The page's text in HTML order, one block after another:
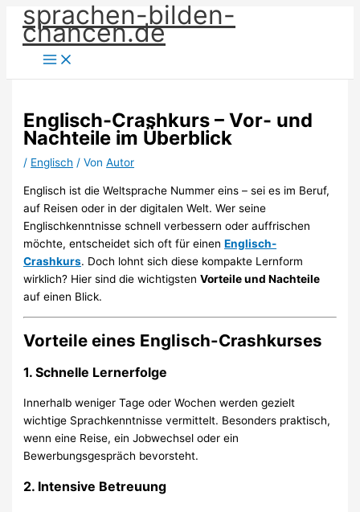
Zum
Inhalt
springen
sprachen-bilden-
chancen.de
Englisch-Crashkurs – Vor- und
Nachteile im Überblick
/ Englisch / VonAutor
Englisch ist die Weltsprache Nummer eins – sei es im Beruf,
auf Reisen oder in der digitalen Welt. Wer seine
Englischkenntnisse schnell verbessern oder auffrischen
möchte, entscheidet sich oft für einenEnglisch-
Crashkurs. Doch lohnt sich diese kompakte Lernform
wirklich? Hier sind die wichtigstenVorteile und Nachteile
auf einen Blick.
Vorteile eines Englisch-Crashkurses
1.Schnelle Lernerfolge
Innerhalb weniger Tage oder Wochen werden gezielt
wichtige Sprachkenntnisse vermittelt. Besonders praktisch,
wenn eine Reise, ein Jobwechsel oder ein
Bewerbungsgespräch bevorsteht.
2. Intensive Betreuung